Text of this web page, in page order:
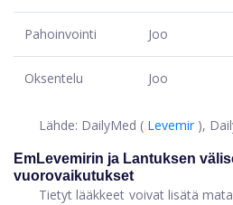
Pahoinvointi Joo
Oksentelu Joo
Lähde: DailyMed ( Levemir),
EmLevemirin ja Lantuksen
vuorovaikutukset
Tietyt lääkkeet voivat lisätä